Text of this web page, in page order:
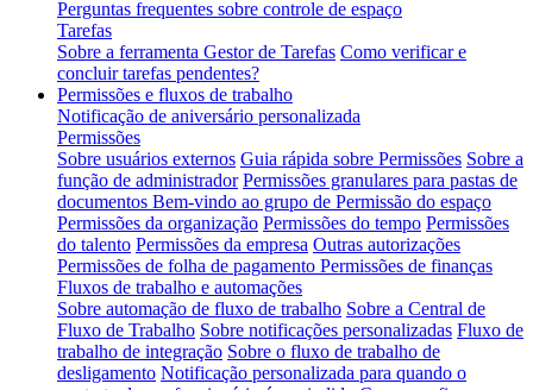
Perguntas frequentes sobre controle de espaço
Tarefas
Sobre a ferramenta Gestor de Tarefas Como verificar e
concluir tarefas pendentes?
Permissões e fluxos de trabalho
Notificação de aniversário personalizada
Permissões
Sobre usuários externos Guia rápida sobre Permissões Sobre a
função de administrador Permissões granulares para pastas de
documentos Bem-vindo ao grupo de Permissão do espaço
Permissões da organização Permissões do tempo Permissões
do talento Permissões da empresa Outras autorizações
Permissões de folha de pagamento Permissões de finanças
Fluxos de trabalho e automações
Sobre automação de fluxo de trabalho Sobre a Central de
Fluxo de Trabalho Sobre notificações personalizadas Fluxo de
trabalho de integração Sobre o fluxo de trabalho de
desligamento Notificação personalizada para quando o